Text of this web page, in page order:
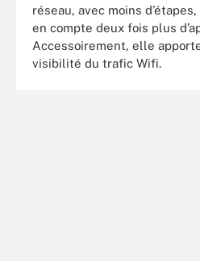
réseau, avec moins
en compte deux fois plus
Accessoirement, elle
visibilité du trafic Wifi.